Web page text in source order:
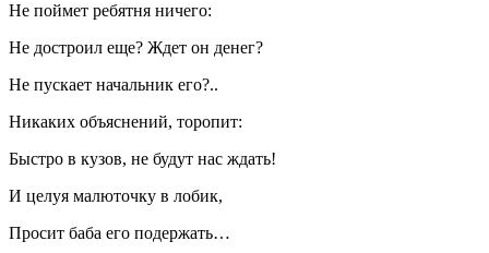
Не поймет ребятня ничего:
Не достроил еще? Ждет он денег?
Не пускает начальник его?..
Никаких объяснений, торопит:
Быстро в кузов, не будут нас ждать!
И целуя малюточку в лобик,
Просит баба его подержать…